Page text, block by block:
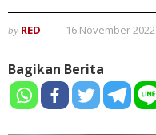
by RED 16 November 2022
Bagikan Berita